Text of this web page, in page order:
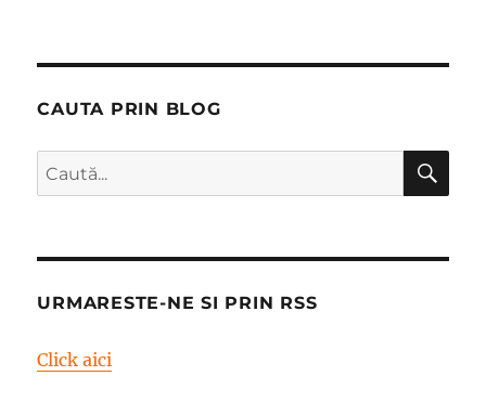
CAUTA PRIN BLOG
Caută
după:
URMARESTE-NE SI PRIN RSS
Click aici